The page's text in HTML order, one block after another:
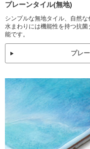
プレーンタイル(無地)
シンプルな無地タイル、自然
水まわりには機能性を持つ抗
能です。
プレ